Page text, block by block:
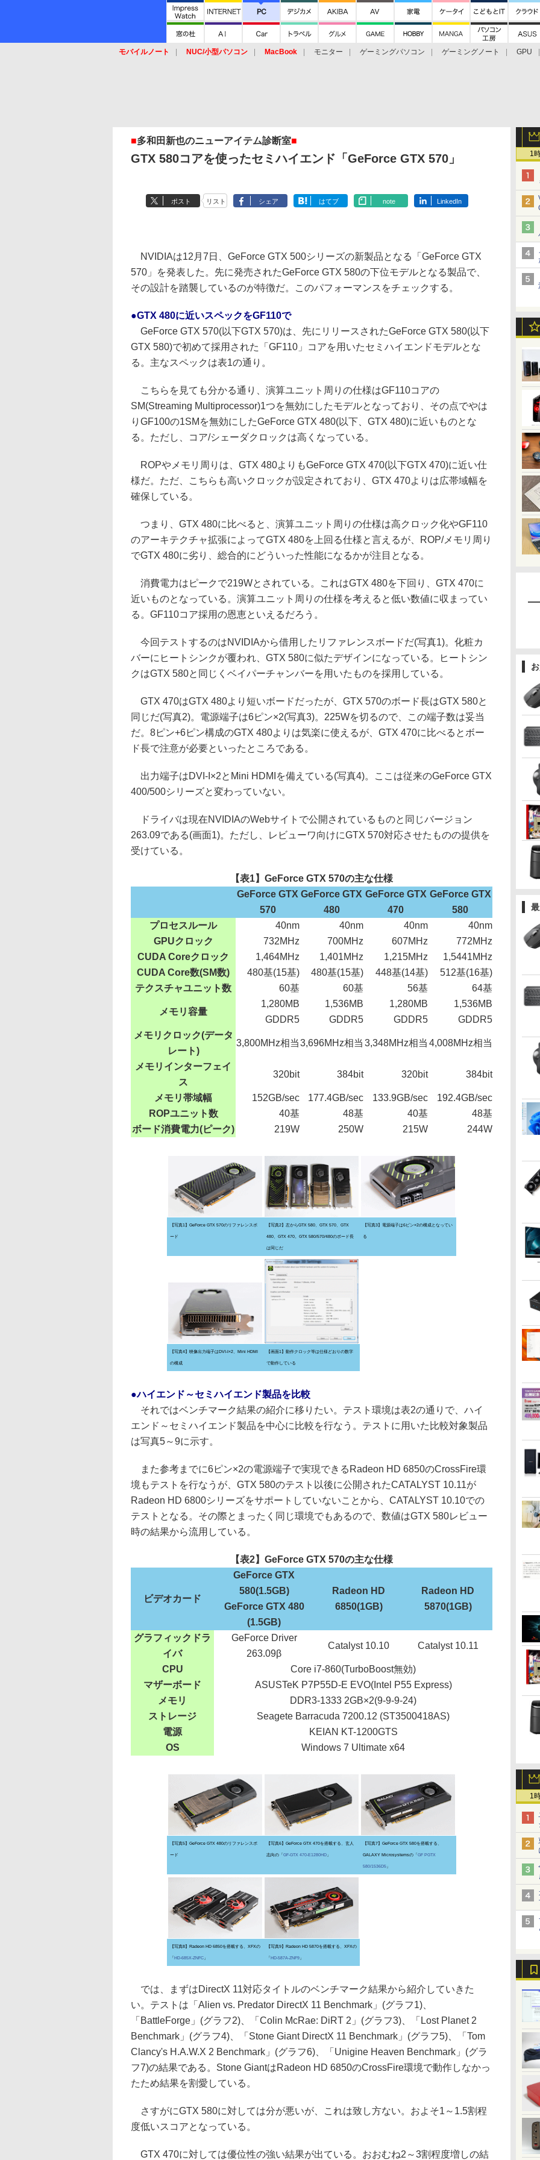
モバイルノート NUC/小型パソコン MacBook モニター ゲーミングパソコン ゲーミングノート
GPU
1
1
■多和田新也のニューアイテム診断室■
GTX 580コアを使ったセミハイエンド「GeForce GTX 570」
ポスト リスト シェア はてブ note LinkedIn
NVIDIAは12月7日、GeForce GTX 500シリーズの新製品となる「GeForce GTX
570」を発表した。先に発売されたGeForce GTX 580の下位モデルとなる製品で、
その設計を踏襲しているのが特徴だ。このパフォーマンスをチェックする。
●GTX 480に近いスペックをGF110で
GeForce GTX 570(以下GTX 570)は、先にリリースされたGeForce GTX 580(以下
GTX 580)で初めて採用された「GF110」コアを用いたセミハイエンドモデルとな
る。主なスペックは表1の通り。
こちらを見ても分かる通り、演算ユニット周りの仕様はGF110コアの
SM(Streaming Multiprocessor)1つを無効にしたモデルとなっており、その点でやは
りGF100の1SMを無効にしたGeForce GTX 480(以下、GTX 480)に近いものとな
る。ただし、コア/シェーダクロックは高くなっている。
ROPやメモリ周りは、GTX 480よりもGeForce GTX 470(以下GTX 470)に近い仕
様だ。ただ、こちらも高いクロックが設定されており、GTX 470よりは広帯域幅を
確保している。
つまり、GTX 480に比べると、演算ユニット周りの仕様は高クロック化やGF110
のアーキテクチャ拡張によってGTX 480を上回る仕様と言えるが、ROP/メモリ周り
でGTX 480に劣り、総合的にどういった性能になるかが注目となる。
消費電力はピークで219Wとされている。これはGTX 480を下回り、GTX 470に
近いものとなっている。演算ユニット周りの仕様を考えると低い数値に収まってい
る。GF110コア採用の恩恵といえるだろう。
今回テストするのはNVIDIAから借用したリファレンスボードだ(写真1)。化粧カ
バーにヒートシンクが覆われ、GTX 580に似たデザインになっている。ヒートシン
クはGTX 580と同じくベイパーチャンバーを用いたものを採用している。
GTX 470はGTX 480より短いボードだったが、GTX 570のボード長はGTX 580と
同じだ(写真2)。電源端子は6ピン×2(写真3)。225Wを切るので、この端子数は妥当
だ。8ピン+6ピン構成のGTX 480よりは気楽に使えるが、GTX 470に比べるとボー
ド長で注意が必要といったところである。
出力端子はDVI-I×2とMini HDMIを備えている(写真4)。ここは従来のGeForce GTX
400/500シリーズと変わっていない。
ドライバは現在NVIDIAのWebサイトで公開されているものと同じバージョン
263.09である(画面1)。ただし、レビューワ向けにGTX 570対応させたものの提供を
受けている。
【表1】GeForce GTX 570の主な仕様
GeForce GTX
570
GeForce GTX
480
GeForce GTX
470
GeForce GTX
580
プロセスルール
40nm 40nm 40nm
40nm
GPUクロック
732MHz 700MHz 607MHz
772MHz
CUDA Coreクロック
1,464MHz 1,401MHz 1,215MHz
1,5441MHz
CUDA Core数(SM数)
480基(15基) 480基(15基) 448基(14基)
512基(16基)
テクスチャユニット数
60基 60基 56基 64基
メモリ容量
1,280MB
GDDR5
1,536MB
GDDR5
1,280MB
GDDR5
1,536MB
GDDR5
メモリクロック(データ
レート)
3,800MHz相当3,696MHz相当 3,348MHz相当 4,008MHz相当
メモリインターフェイ
ス
320bit 384bit 320bit 384bit
メモリ帯域幅 152GB/sec 177.4GB/sec 133.9GB/sec
192.4GB/sec
ROPユニット数
40基 48基 40基
48基
ボード消費電力(ピーク)
219W 250W 215W 244W
【写真1】GeForce GTX 570のリファレンスボ
ード
【写真2】左からGTX 580、GTX 570、GTX
480、GTX 470。GTX 580/570/480のボード長
は同じだ
【写真3】電源端子は6ピン×2の構成となってい
る
【写真4】映像出力端子はDVI-I×2、Mini HDMI
の構成
【画面1】動作クロック等は仕様どおりの数字
で動作している
●ハイエンド～セミハイエンド製品を比較
それではベンチマーク結果の紹介に移りたい。テスト環境は表2の通りで、ハイ
エンド～セミハイエンド製品を中心に比較を行なう。テストに用いた比較対象製品
は写真5～9に示す。
また参考までに6ピン×2の電源端子で実現できるRadeon HD 6850のCrossFire環
境もテストを行なうが、GTX 580のテスト以後に公開されたCATALYST 10.11が
Radeon HD 6800シリーズをサポートしていないことから、CATALYST 10.10での
テストとなる。その際とまったく同じ環境でもあるので、数値はGTX 580レビュー
時の結果から流用している。
【表2】GeForce GTX 570の主な仕様
ビデオカード
GeForce GTX
580(1.5GB)
GeForce GTX 480
(1.5GB)
Radeon HD
6850(1GB)
Radeon HD
5870(1GB)
グラフィックドラ
イバ
GeForce Driver
263.09β
Catalyst 10.10 Catalyst 10.11
CPU
Core i7-860(TurboBoost無効)
マザーボード
ASUSTeK P7P55D-E EVO(Intel P55 Express)
メモリ
DDR3-1333 2GB×2(9-9-9-24)
ストレージ
Seagete Barracuda 7200.12 (ST3500418AS)
電源
KEIAN KT-1200GTS
OS
Windows 7 Ultimate x64
【写真5】GeForce GTX 480のリファレンスボ
ード
【写真6】GeForce GTX 470を搭載する、玄人
志向の「 GF-GTX 470-E1280HD 」
【写真7】GeForce GTX 580を搭載する、
GALAXY Microsystemsの「 GF PGTX
580/1536D5 」
【写真8】Radeon HD 6850を搭載する、XFXの
「 HD-685X-ZNFC 」
【写真9】Radeon HD 5870を搭載する、XFXの
「 HD-587A-ZNF9 」
では、まずはDirectX 11対応タイトルのベンチマーク結果から紹介していきた
い。テストは「Alien vs. Predator DirectX 11 Benchmark」(グラフ1)、
「BattleForge」(グラフ2)、「Colin McRae: DiRT 2」(グラフ3)、「Lost Planet 2
Benchmark」(グラフ4)、「Stone Giant DirectX 11 Benchmark」(グラフ5)、「Tom
Clancy's H.A.W.X 2 Benchmark」(グラフ6)、「Unigine Heaven Benchmark」(グラ
フ7)の結果である。Stone GiantはRadeon HD 6850のCrossFire環境で動作しなかっ
たため結果を割愛している。
さすがにGTX 580に対しては分が悪いが、これは致し方ない。およそ1～1.5割程
度低いスコアとなっている。
GTX 470に対しては優位性の強い結果が出ている。おおむね2～3割程度増しの結